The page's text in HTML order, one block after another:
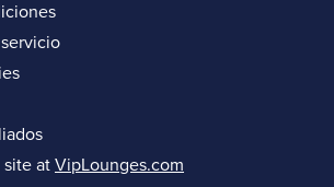
site at VipLounges.com